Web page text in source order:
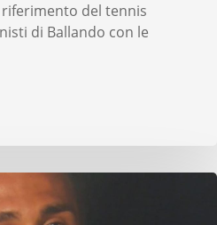
del tennis
di Ballando con le